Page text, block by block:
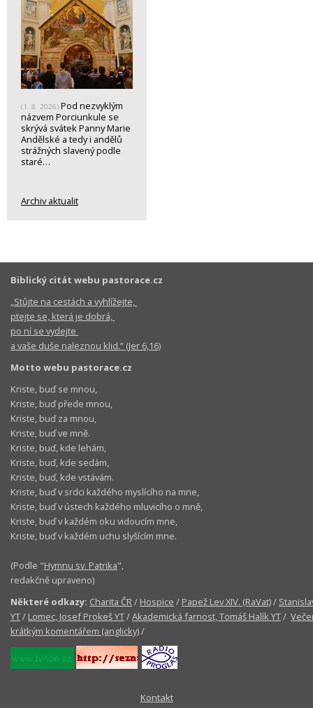
(1. 8. 2026) Pod nezvyklým
názvem Porciunkule se
skrývá svátek Panny Marie
Andělské a tedy i andělů
strážných slavený podle
staré…
Archiv aktualit
Biblický citát webu pastorace.cz
„Stůjte na cestách a vyhlížejte,
ptejte se, která je dobrá,
po ní se vydejte
a vaše duše naleznou klid.“ (Jer 6,16)
Motto webu pastorace.cz
Kriste, buď se mnou,
Kriste, buď přede mnou,
Kriste, buď za mnou,
Kriste, buď ve mně.
Kriste, buď, kde lehám,
Kriste, buď, kde sedám,
Kriste, buď, kde vstávám.
Kriste, buď v srdci každého myslícího na mne,
Kriste, buď v ústech každého mluvicího o mně,
Kriste, buď v každém oku vidoucím mne,
Kriste, buď v každém uchu slyšícím mne.
(Podle "Hymnu sv. Patrika",
redakčně upraveno)
Některé odkazy: Charita ČR/ Hospice / Papež Lev XIV. (RaVat)/
YT/ Lomec, Josef Prokeš YT/Akademická farnost, Tomáš Halík YT/
krátkým komentářem (anglicky)/
Kontakt